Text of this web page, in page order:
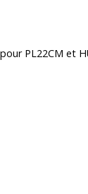
PL22CM et